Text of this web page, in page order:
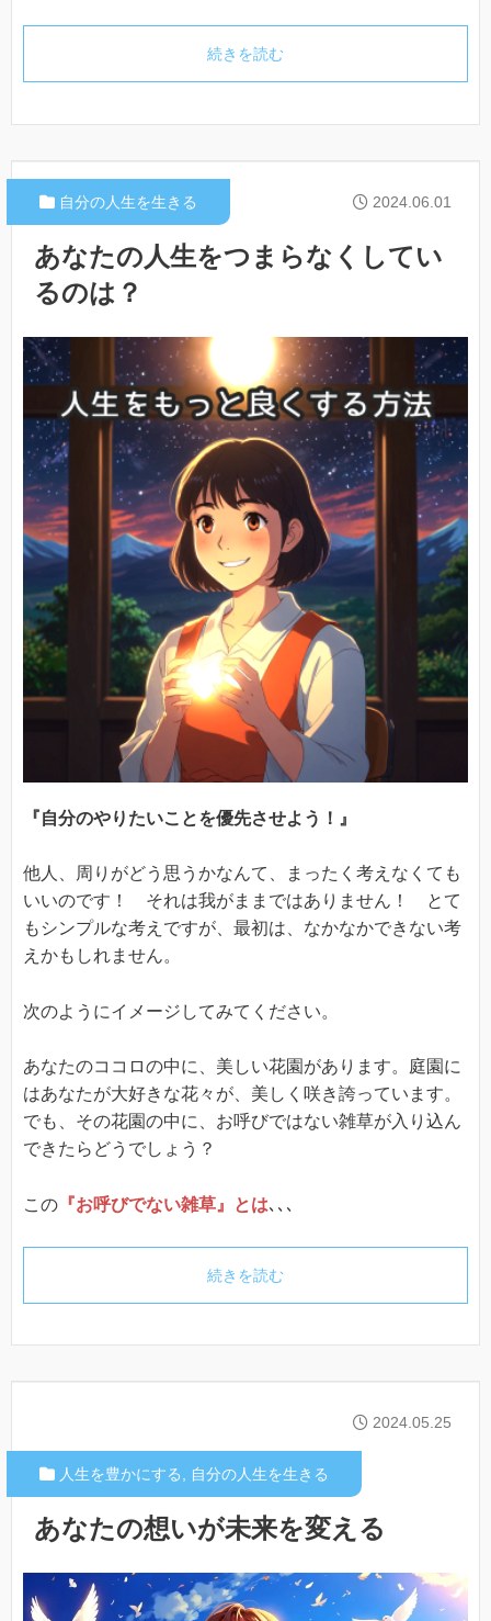
続きを読む
2024.06.01
自分の人生を生きる
あなたの人生をつまらなくしてい
るのは？
『自分のやりたいことを優先させよう！』
他人、周りがどう思うかなんて、まったく考えなくても
いいのです！ それは我がままではありません！ とて
もシンプルな考えですが、最初は、なかなかできない考
えかもしれません。
次のようにイメージしてみてください。
あなたのココロの中に、美しい花園があります。庭園に
はあなたが大好きな花々が、美しく咲き誇っています。
でも、その花園の中に、お呼びではない雑草が入り込ん
できたらどうでしょう？
この 『お呼びでない雑草』とは､､､
続きを読む
2024.05.25
人生を豊かにする, 自分の人生を生きる
あなたの想いが未来を変える